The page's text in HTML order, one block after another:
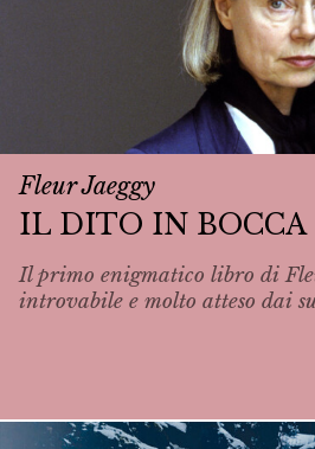
Fleur Jaeggy
IL DITO IN BOCCA
Il primo enigmatico libro di
introvabile e molto atteso dai